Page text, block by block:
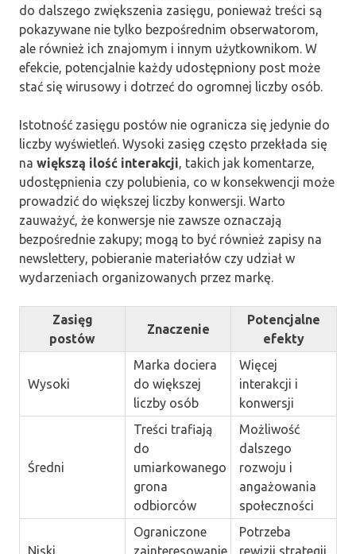
do dalszego zwiększenia zasięgu, ponieważ treści są
pokazywane nie tylko bezpośrednim obserwatorom,
ale również ich znajomym i innym użytkownikom. W
efekcie, potencjalnie każdy udostępniony post może
stać się wirusowy i dotrzeć do ogromnej liczby osób.
Istotność zasięgu postów nie ogranicza się jedynie do
liczby wyświetleń. Wysoki zasięg często przekłada się
na większą ilość interakcji, takich jak komentarze,
udostępnienia czy polubienia, co w konsekwencji może
prowadzić do większej liczby konwersji. Warto
zauważyć, że konwersje nie zawsze oznaczają
bezpośrednie zakupy; mogą to być również zapisy na
newslettery, pobieranie materiałów czy udział w
wydarzeniach organizowanych przez markę.
Zasięg
postów
Znaczenie
Potencjalne
efekty
Wysoki
Marka dociera
do większej
liczby osób
Więcej
interakcji i
konwersji
Średni
Treści trafiają
do
umiarkowanego
grona
odbiorców
Możliwość
dalszego
rozwoju i
angażowania
społeczności
Niski
Ograniczone
zainteresowanie
Potrzeba
rewizji strategii